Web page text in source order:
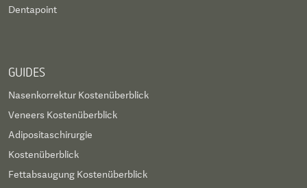
Dentapoint
GUIDES
Nasenkorrektur Kostenüberblick
Veneers Kostenüberblick
Adipositaschirurgie
Kostenüberblick
Fettabsaugung Kostenüberblick